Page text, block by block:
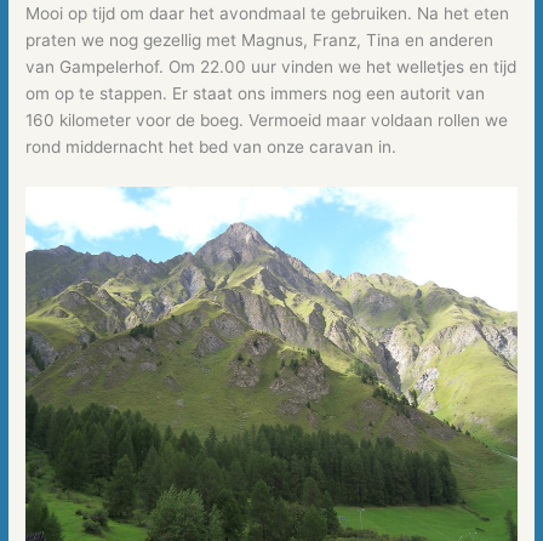
Mooi op tijd om daar het avondmaal te gebruiken. Na het eten
praten we nog gezellig met Magnus, Franz, Tina en anderen
van Gampelerhof. Om 22.00 uur vinden we het welletjes en tijd
om op te stappen. Er staat ons immers nog een autorit van
160 kilometer voor de boeg. Vermoeid maar voldaan rollen we
rond middernacht het bed van onze caravan in.